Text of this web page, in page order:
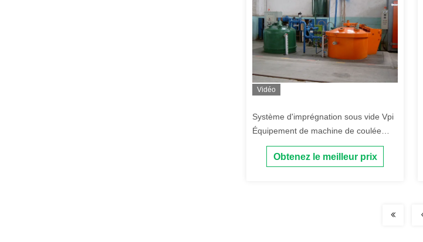
Vidéo
Système d'imprégnation sous vide Vpi
Équipement de machine de coulée
sous vide de résine
Obtenez le meilleur prix